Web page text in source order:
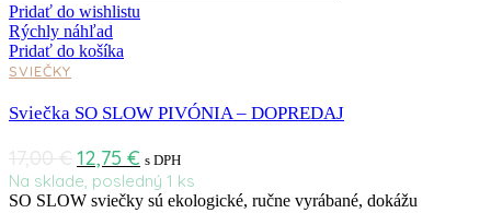
Pridať do wishlistu
Rýchly náhľad
Pridať do košíka
SVIEČKY
Sviečka SO SLOW PIVÓNIA – DOPREDAJ
12,75 € s DPH
Na sklade, posledný 1 ks
SO SLOW sviečky sú ekologické, ručne vyrábané, dokážu